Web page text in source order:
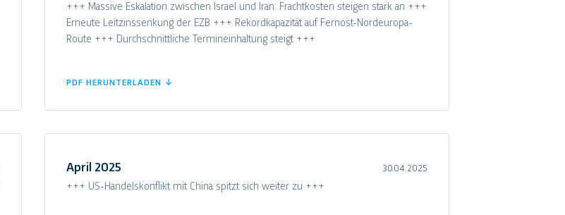
+++ Massive Eskalation zwischen Israel und Iran: Frachtkosten steigen stark an +++
Erneute Leitzinssenkung der EZB +++ Rekordkapazität auf Fernost-Nordeuropa-
Route +++ Durchschnittliche Termineinhaltung steigt +++
PDF HERUNTERLADEN ↓
April 2025 30.04.2025
+++ US-Handelskonflikt mit China spitzt sich weiter zu +++